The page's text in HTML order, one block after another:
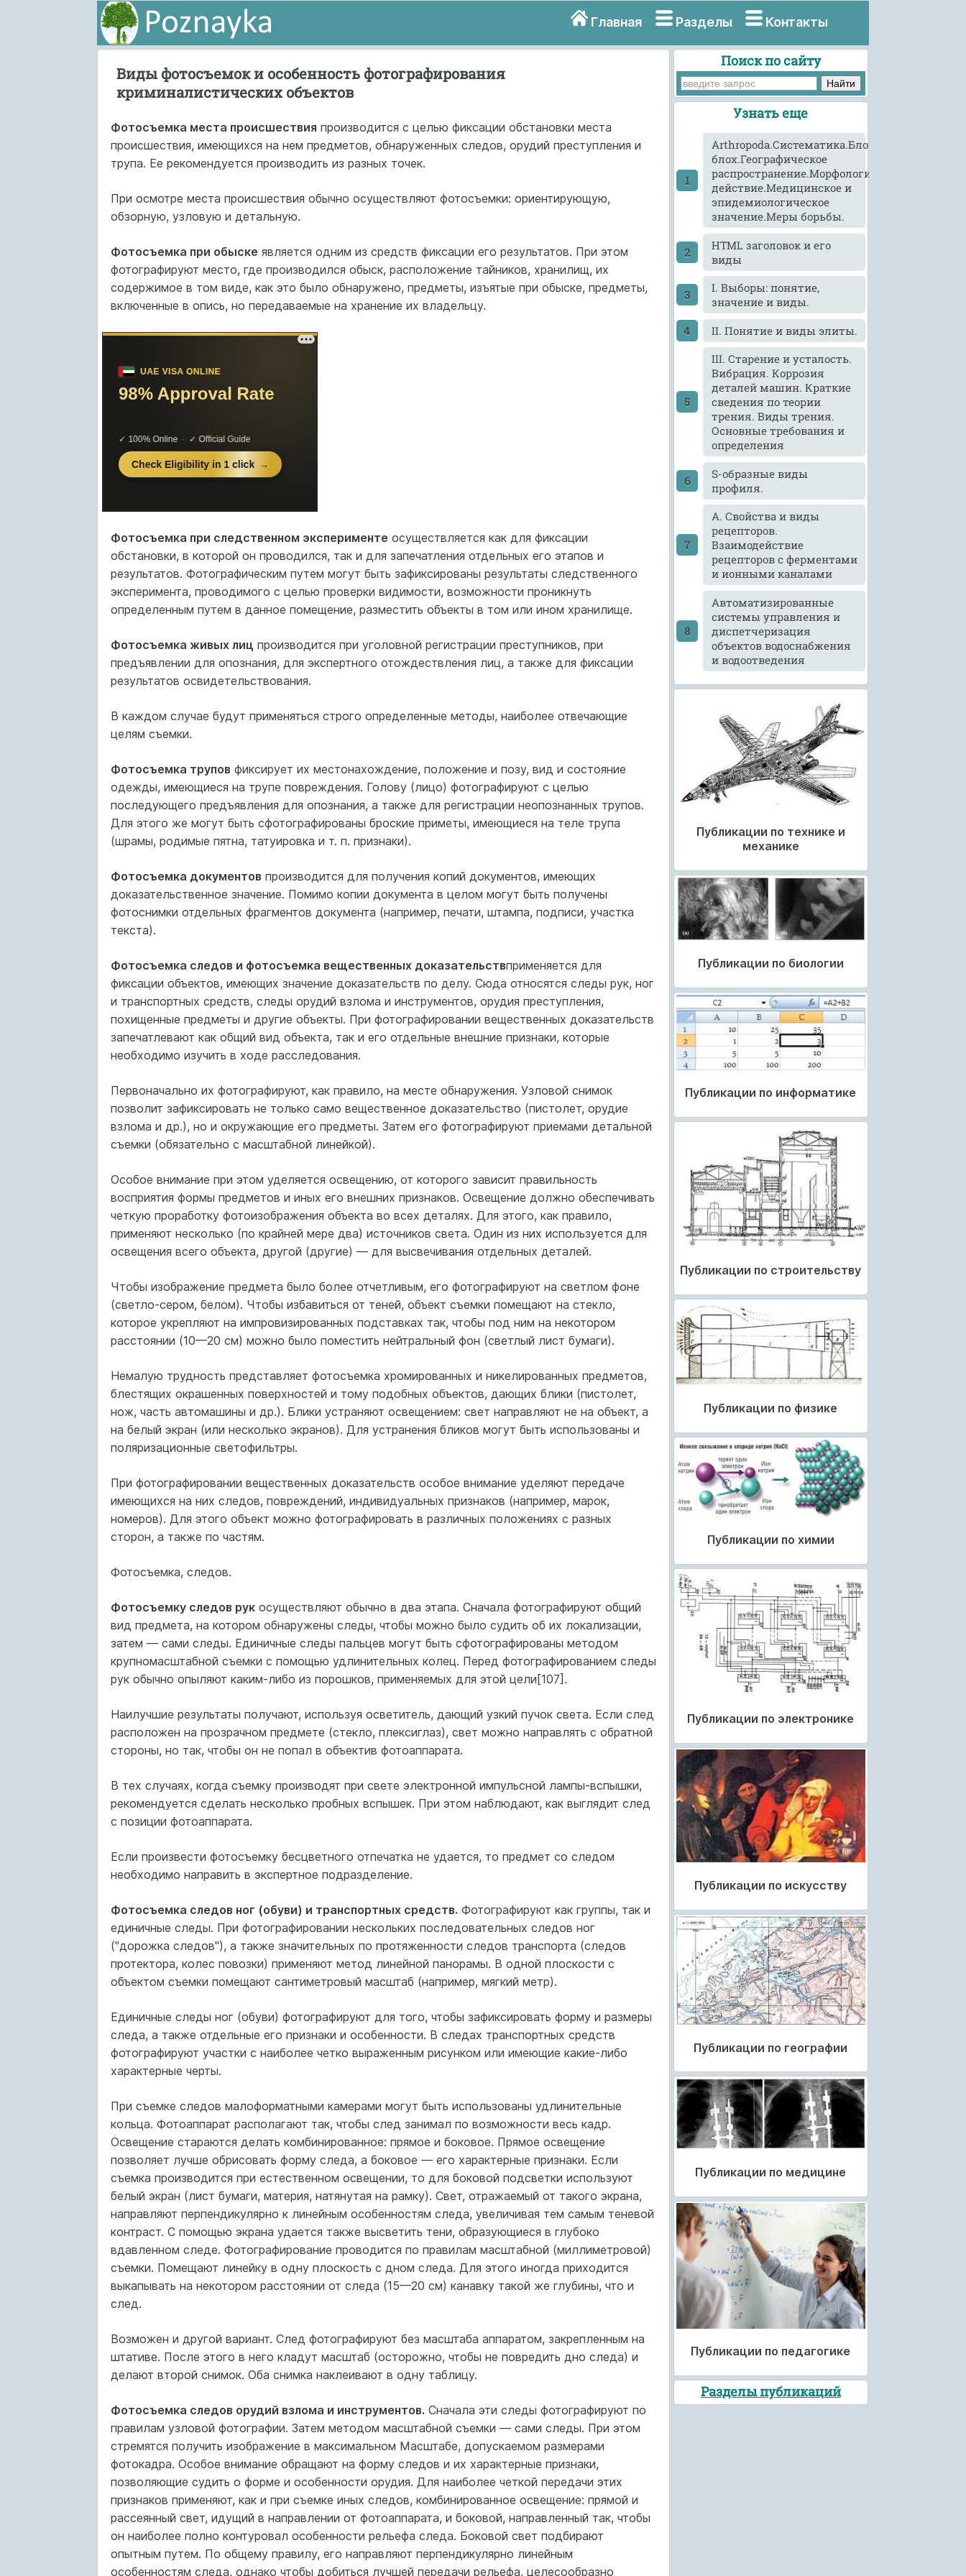
Главная Разделы Контакты
Виды фотосъемок и особенность фотографирования
криминалистических объектов
Фотосъемка места происшествия производится с целью фиксации обстановки места
происшествия, имеющихся на нем предметов, обнаруженных следов, орудий преступления и
трупа. Ее рекомендуется производить из разных точек.
При осмотре места происшествия обычно осуществляют фотосъемки: ориентирующую,
обзорную, узловую и детальную.
Фотосъемка при обыске является одним из средств фиксации его результатов. При этом
фотографируют место, где производился обыск, расположение тайников, хранилищ, их
содержимое в том виде, как это было обнаружено, предметы, изъятые при обыске, предметы,
включенные в опись, но передаваемые на хранение их владельцу.
Фотосъемка при следственном эксперименте осуществляется как для фиксации
обстановки, в которой он проводился, так и для запечатления отдельных его этапов и
результатов. Фотографическим путем могут быть зафиксированы результаты следственного
эксперимента, проводимого с целью проверки видимости, возможности проникнуть
определенным путем в данное помещение, разместить объекты в том или ином хранилище.
Фотосъемка живых лиц производится при уголовной регистрации преступников, при
предъявлении для опознания, для экспертного отождествления лиц, а также для фиксации
результатов освидетельствования.
В каждом случае будут применяться строго определенные методы, наиболее отвечающие
целям съемки.
Фотосъемка трупов фиксирует их местонахождение, положение и позу, вид и состояние
одежды, имеющиеся на трупе повреждения. Голову (лицо) фотографируют с целью
последующего предъявления для опознания, а также для регистрации неопознанных трупов.
Для этого же могут быть сфотографированы броские приметы, имеющиеся на теле трупа
(шрамы, родимые пятна, татуировка и т. п. признаки).
Фотосъемка документов производится для получения копий документов, имеющих
доказательственное значение. Помимо копии документа в целом могут быть получены
фотоснимки отдельных фрагментов документа (например, печати, штампа, подписи, участка
текста).
Фотосъемка следов и фотосъемка вещественных доказательствприменяется для
фиксации объектов, имеющих значение доказательств по делу. Сюда относятся следы рук, ног
и транспортных средств, следы орудий взлома и инструментов, орудия преступления,
похищенные предметы и другие объекты. При фотографировании вещественных доказательств
запечатлевают как общий вид объекта, так и его отдельные внешние признаки, которые
необходимо изучить в ходе расследования.
Первоначально их фотографируют, как правило, на месте обнаружения. Узловой снимок
позволит зафиксировать не только само вещественное доказательство (пистолет, орудие
взлома и др.), но и окружающие его предметы. Затем его фотографируют приемами детальной
съемки (обязательно с масштабной линейкой).
Особое внимание при этом уделяется освещению, от которого зависит правильность
восприятия формы предметов и иных его внешних признаков. Освещение должно обеспечивать
четкую проработку фотоизображения объекта во всех деталях. Для этого, как правило,
применяют несколько (по крайней мере два) источников света. Один из них используется для
освещения всего объекта, другой (другие) — для высвечивания отдельных деталей.
Чтобы изображение предмета было более отчетливым, его фотографируют на светлом фоне
(светло-сером, белом). Чтобы избавиться от теней, объект съемки помещают на стекло,
которое укрепляют на импровизированных подставках так, чтобы под ним на некотором
расстоянии (10—20 см) можно было поместить нейтральный фон (светлый лист бумаги).
Немалую трудность представляет фотосъемка хромированных и никелированных предметов,
блестящих окрашенных поверхностей и тому подобных объектов, дающих блики (пистолет,
нож, часть автомашины и др.). Блики устраняют освещением: свет направляют не на объект, а
на белый экран (или несколько экранов). Для устранения бликов могут быть использованы и
поляризационные светофильтры.
При фотографировании вещественных доказательств особое внимание уделяют передаче
имеющихся на них следов, повреждений, индивидуальных признаков (например, марок,
номеров). Для этого объект можно фотографировать в различных положениях с разных
сторон, а также по частям.
Фотосъемка, следов.
Фотосъемку следов рукосуществляют обычно в два этапа. Сначала фотографируют общий
вид предмета, на котором обнаружены следы, чтобы можно было судить об их локализации,
затем — сами следы. Единичные следы пальцев могут быть сфотографированы методом
крупномасштабной съемки с помощью удлинительных колец. Перед фотографированием следы
рук обычно опыляют каким-либо из порошков, применяемых для этой цели[107].
Наилучшие результаты получают, используя осветитель, дающий узкий пучок света. Если след
расположен на прозрачном предмете (стекло, плексиглаз), свет можно направлять с обратной
стороны, но так, чтобы он не попал в объектив фотоаппарата.
В тех случаях, когда съемку производят при свете электронной импульсной лампы-вспышки,
рекомендуется сделать несколько пробных вспышек. При этом наблюдают, как выглядит след
с позиции фотоаппарата.
Если произвести фотосъемку бесцветного отпечатка не удается, то предмет со следом
необходимо направить в экспертное подразделение.
Фотосъемка следов ног (обуви) и транспортных средств. Фотографируют как группы, так и
единичные следы. При фотографировании нескольких последовательных следов ног
("дорожка следов"), а также значительных по протяженности следов транспорта (следов
протектора, колес повозки) применяют метод линейной панорамы. В одной плоскости с
объектом съемки помещают сантиметровый масштаб (например, мягкий метр).
Единичные следы ног (обуви) фотографируют для того, чтобы зафиксировать форму и размеры
следа, а также отдельные его признаки и особенности. В следах транспортных средств
фотографируют участки с наиболее четко выраженным рисунком или имеющие какие-либо
характерные черты.
При съемке следов малоформатными камерами могут быть использованы удлинительные
кольца. Фотоаппарат располагают так, чтобы след занимал по возможности весь кадр.
Освещение стараются делать комбинированное: прямое и боковое. Прямое освещение
позволяет лучше обрисовать форму следа, а боковое — его характерные признаки. Если
съемка производится при естественном освещении, то для боковой подсветки используют
белый экран (лист бумаги, материя, натянутая на рамку). Свет, отражаемый от такого экрана,
направляют перпендикулярно к линейным особенностям следа, увеличивая тем самым теневой
контраст. С помощью экрана удается также высветить тени, образующиеся в глубоко
вдавленном следе. Фотографирование проводится по правилам масштабной (миллиметровой)
съемки. Помещают линейку в одну плоскость с дном следа. Для этого иногда приходится
выкапывать на некотором расстоянии от следа (15—20 см) канавку такой же глубины, что и
след.
Возможен и другой вариант. След фотографируют без масштаба аппаратом, закрепленным на
штативе. После этого в него кладут масштаб (осторожно, чтобы не повредить дно следа) и
делают второй снимок. Оба снимка наклеивают в одну таблицу.
Фотосъемка следов орудий взлома и инструментов. Сначала эти следы фотографируют по
правилам узловой фотографии. Затем методом масштабной съемки — сами следы. При этом
стремятся получить изображение в максимальном Масштабе, допускаемом размерами
фотокадра. Особое внимание обращают на форму следов и их характерные признаки,
позволяющие судить о форме и особенности орудия. Для наиболее четкой передачи этих
признаков применяют, как и при съемке иных следов, комбинированное освещение: прямой и
рассеянный свет, идущий в направлении от фотоаппарата, и боковой, направленный так, чтобы
он наиболее полно контуровал особенности рельефа следа. Боковой свет подбирают
опытным путем. По общему правилу, его направляют перпендикулярно линейным
особенностям следа, однако чтобы добиться лучшей передачи рельефа, целесообразно
Поиск по сайту
Узнать еще
Arthropoda.Систематика.Блохи.Виды
блох.Географическое
действие.Медицинское и
эпидемиологическое
значение.Меры борьбы.
HTML заголовок и его
виды
I. Выборы: понятие,
значение и виды.
II. Понятие и виды элиты.
III. Старение и усталость.
Вибрация. Коррозия
деталей машин. Краткие
сведения по теории
трения. Виды трения.
Основные требования и
определения
S-образные виды
профиля.
А. Свойства и виды
рецепторов.
Взаимодействие
рецепторов с ферментами
и ионными каналами
Автоматизированные
системы управления и
диспетчеризация
объектов водоснабжения
и водоотведения
Публикации по технике и
механике
Публикации по биологии
Публикации по информатике
Публикации по строительству
Публикации по физике
Публикации по химии
Публикации по электронике
Публикации по искусству
Публикации по географии
Публикации по медицине
Публикации по педагогике
Разделы публикаций